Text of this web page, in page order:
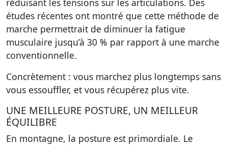
réduisant les tensions sur les articulations. Des
études récentes ont montré que cette méthode de
marche permettrait de diminuer la fatigue
musculaire jusqu’à 30 % par rapport à une marche
conventionnelle.
Concrètement : vous marchez plus longtemps sans
vous essouffler, et vous récupérez plus vite.
UNE MEILLEURE POSTURE, UN MEILLEUR
ÉQUILIBRE
En montagne, la posture est primordiale. Le